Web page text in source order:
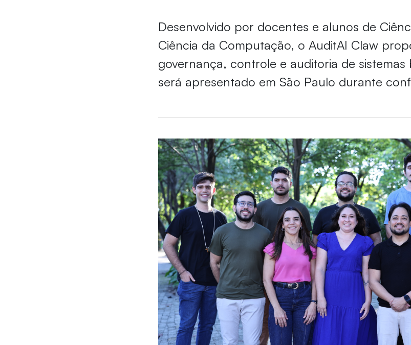
Desenvolvido por docentes e alunos de
Ciência da Computação, o AuditAI Claw
governança, controle e auditoria de sistemas
será apresentado em São Paulo durante